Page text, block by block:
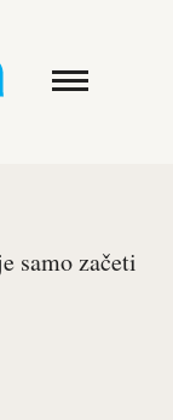
samo začeti